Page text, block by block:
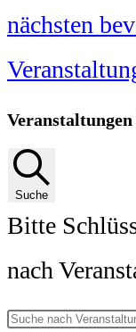
nächsten
Suche
Bitte
nach